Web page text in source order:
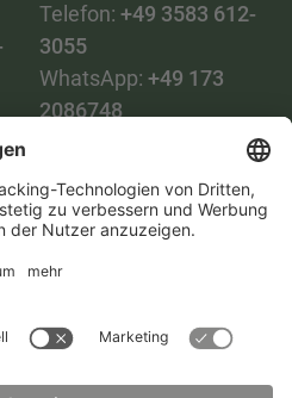
Telefon: +49 3583 612-
3055
WhatsApp: +49 173
2086748
Presse